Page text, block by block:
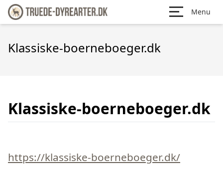
Menu
Klassiske-boerneboeger.dk
Klassiske-boerneboeger.dk
https://klassiske-boerneboeger.dk/